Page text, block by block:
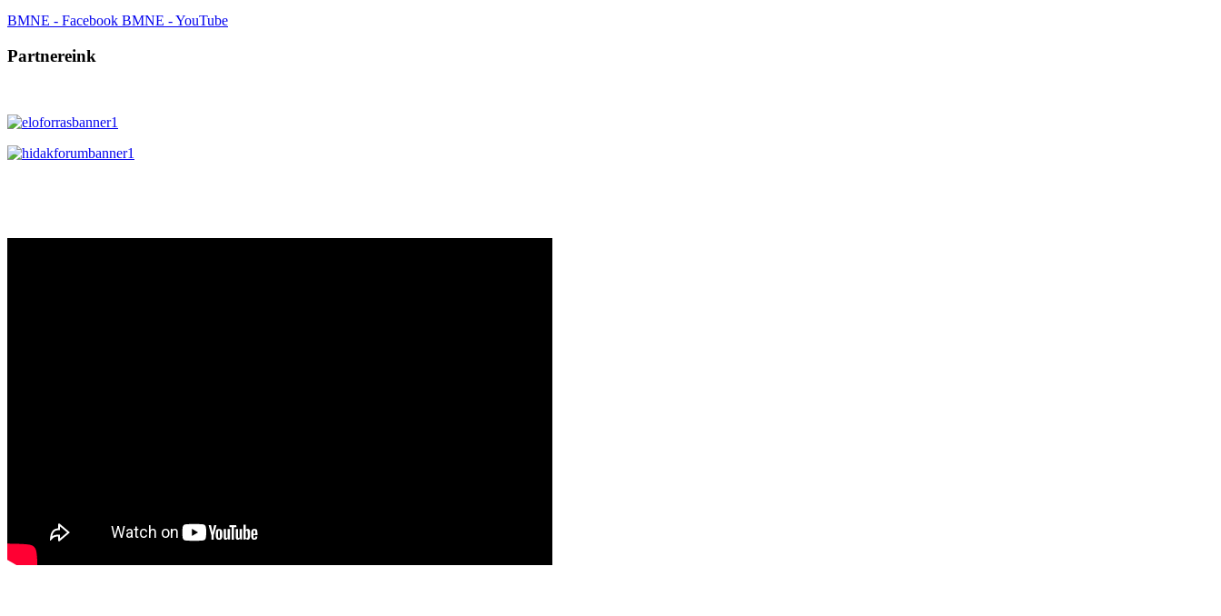
BMNE - Facebook BMNE - YouTube
Partnereink